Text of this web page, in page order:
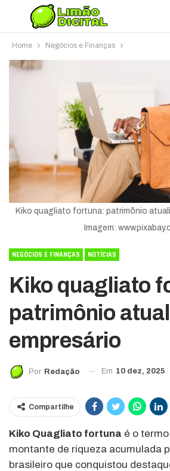
Home Negócios e Finanças
Kiko quagliato fortuna: patrimônio
Imagem:
NEGÓCIOS E FINANÇAS NOTÍCIAS
Kiko quagliato
patrimônio
empresário
Por Redação Em 10 dez, 2025
Compartilhe
Kiko Quagliato fortuna é o
montante de riqueza acumulada
brasileiro que conquistou